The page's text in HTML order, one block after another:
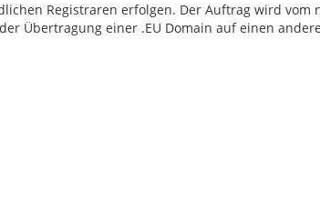
Registraren erfolgen. Der Auftrag wird
Übertragung einer .EU Domain auf einen